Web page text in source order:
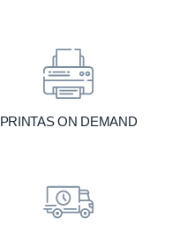
PRINTAS ON DEMAND